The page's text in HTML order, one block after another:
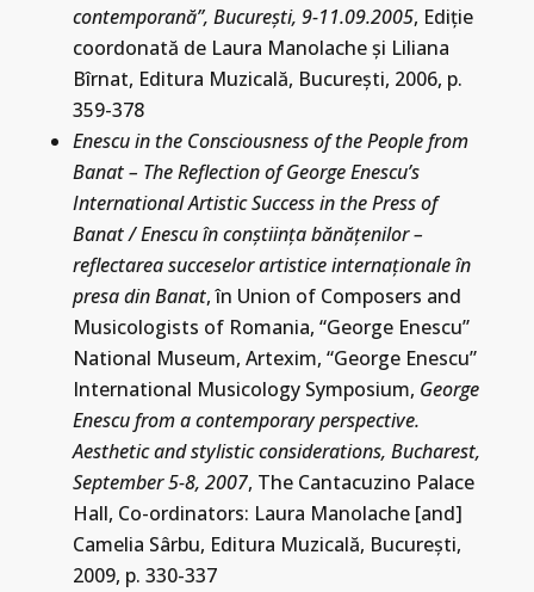
contemporană”, Bucureşti, 9-11.09.2005, Ediţie
coordonată de Laura Manolache şi Liliana
Bîrnat, Editura Muzicală, Bucureşti, 2006, p.
359-378
Enescu in the Consciousness of the People from
Banat – The Reflection of George Enescu’s
International Artistic Success in the Press of
Banat / Enescu în conştiinţa bănăţenilor –
reflectarea succeselor artistice internaţionale în
presa din Banat, în Union of Composers and
Musicologists of Romania, “George Enescu”
National Museum, Artexim, “George Enescu”
International Musicology Symposium, George
Enescu from a contemporary perspective.
Aesthetic and stylistic considerations, Bucharest,
September 5-8, 2007, The Cantacuzino Palace
Hall, Co-ordinators: Laura Manolache [and]
Camelia Sârbu, Editura Muzicală, Bucureşti,
2009, p. 330-337